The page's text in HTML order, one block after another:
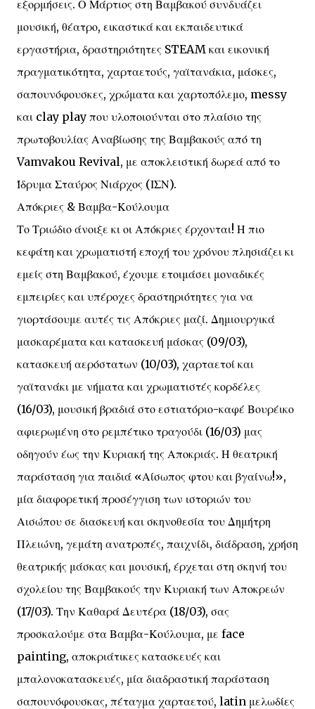
εξορμήσεις. Ο Μάρτιος στη Βαμβακού συνδυάζει
μουσική, θέατρο, εικαστικά και εκπαιδευτικά
εργαστήρια, δραστηριότητες STEAM και εικονική
πραγματικότητα, χαρταετούς, γαϊτανάκια, μάσκες,
σαπουνόφουσκες, χρώματα και χαρτοπόλεμο, messy
και clay play που υλοποιούνται στο πλαίσιο της
πρωτοβουλίας Αναβίωσης της Βαμβακούς από τη
Vamvakou Revival, με αποκλειστική δωρεά από το
Ίδρυμα Σταύρος Νιάρχος (ΙΣΝ).
Απόκριες & Βαμβα-Κούλουμα
Το Τριώδιο άνοιξε κι οι Απόκριες έρχονται! Η πιο
κεφάτη και χρωματιστή εποχή του χρόνου πλησιάζει κι
εμείς στη Βαμβακού, έχουμε ετοιμάσει μοναδικές
εμπειρίες και υπέροχες δραστηριότητες για να
γιορτάσουμε αυτές τις Απόκριες μαζί. Δημιουργικά
μασκαρέματα και κατασκευή μάσκας (09/03),
κατασκευή αερόστατων (10/03), χαρταετοί και
γαϊτανάκι με νήματα και χρωματιστές κορδέλες
(16/03), μουσική βραδιά στο εστιατόριο-καφέ Βουρέικο
αφιερωμένη στο ρεμπέτικο τραγούδι (16/03) μας
οδηγούν έως την Κυριακή της Αποκριάς. Η θεατρική
παράσταση για παιδιά «Αίσωπος φτου και βγαίνω!»,
μία διαφορετική προσέγγιση των ιστοριών του
Αισώπου σε διασκευή και σκηνοθεσία του Δημήτρη
Πλειώνη, γεμάτη ανατροπές, παιχνίδι, διάδραση, χρήση
θεατρικής μάσκας και μουσική, έρχεται στη σκηνή του
σχολείου της Βαμβακούς την Κυριακή των Αποκρεών
(17/03). Την Καθαρά Δευτέρα (18/03), σας
προσκαλούμε στα Βαμβα-Κούλουμα, με face
painting, αποκριάτικες κατασκευές και
μπαλονοκατασκευές, μία διαδραστική παράσταση
σαπουνόφουσκας, πέταγμα χαρταετού, latin μελωδίες